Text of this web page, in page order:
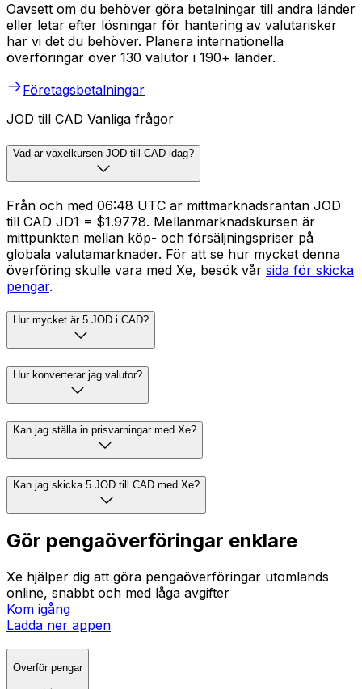
Oavsett om du behöver göra betalningar till andra länder
eller letar efter lösningar för hantering av valutarisker
har vi det du behöver. Planera internationella
överföringar över 130 valutor i 190+ länder.
Företagsbetalningar
JOD till CAD Vanliga frågor
Vad är växelkursen JOD till CAD idag?
Från och med 06:48 UTC är mittmarknadsräntan JOD
till CAD JD1 = $1.9778. Mellanmarknadskursen är
mittpunkten mellan köp- och försäljningspriser på
globala valutamarknader. För att se hur mycket denna
överföring skulle vara med Xe, besök vår sida för skicka
pengar.
Hur mycket är 5 JOD i CAD?
Hur konverterar jag valutor?
Kan jag ställa in prisvarningar med Xe?
Kan jag skicka 5 JOD till CAD med Xe?
Gör pengaöverföringar enklare
Xe hjälper dig att göra pengaöverföringar utomlands
online, snabbt och med låga avgifter
Kom igång
Ladda ner appen
Överför pengar